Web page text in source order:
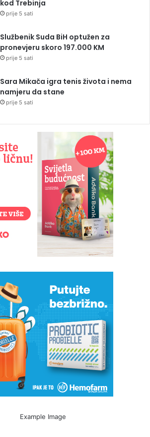
kod Trebinja
prije 5 sati
Službenik Suda BiH optužen za
pronevjeru skoro 197.000 KM
prije 5 sati
Sara Mikača igra tenis života i nema
namjeru da stane
prije 5 sati